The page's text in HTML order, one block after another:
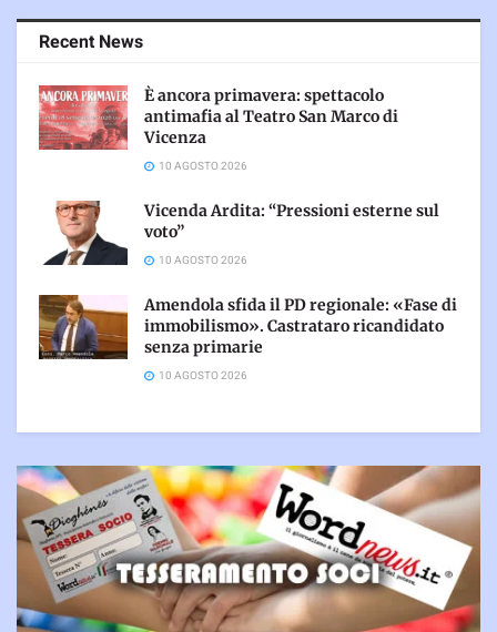
Recent News
È ancora primavera: spettacolo
antimafia al Teatro San Marco di
Vicenza
10 AGOSTO 2026
Vicenda Ardita: “Pressioni esterne sul
voto”
10 AGOSTO 2026
Amendola sfida il PD regionale: «Fase di
immobilismo». Castrataro ricandidato
senza primarie
10 AGOSTO 2026